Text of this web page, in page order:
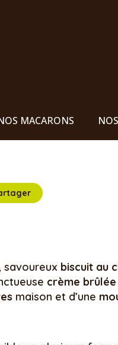
MACARONS
savoureux biscuit au
crème
maison et d’une